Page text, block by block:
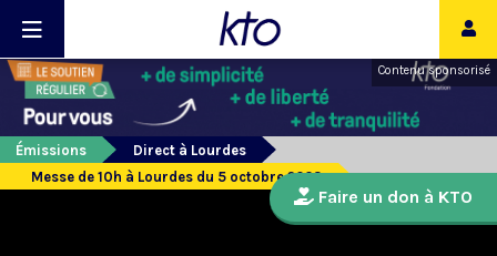
Contenu sponsorisé
Émissions
Direct à Lourdes
Messe de 10h à Lourdes du 5 octobre 2023
Faire un don à KTO